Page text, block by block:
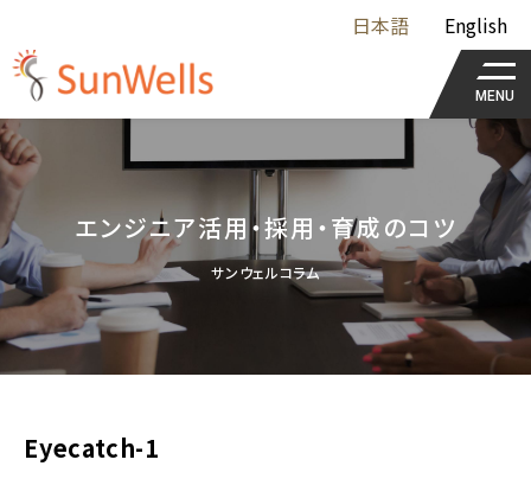
日本語 English
MENU
エンジニア活用・採用・育成のコツ
サンウェルコラム
Eyecatch-1